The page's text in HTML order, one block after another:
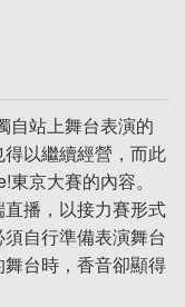
自站上舞台表演的
以繼續經營，而此
京大賽的內容。
播，以接力賽形式
自行準備表演舞台
台時，香音卻顯得